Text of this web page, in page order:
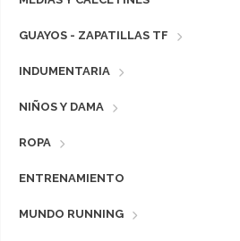
GUAYOS - ZAPATILLAS TF
INDUMENTARIA
NIÑOS Y DAMA
ROPA
ENTRENAMIENTO
MUNDO RUNNING